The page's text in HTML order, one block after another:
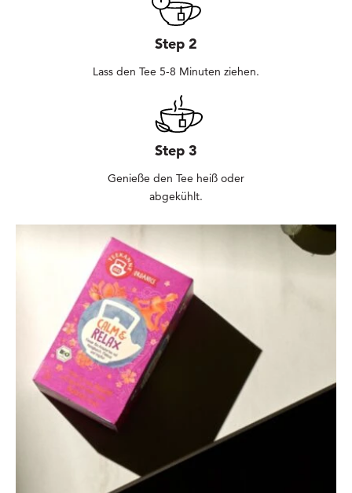
Step 2
Lass den Tee 5-8 Minuten ziehen.
Step 3
Genieße den Tee heiß oder
abgekühlt.